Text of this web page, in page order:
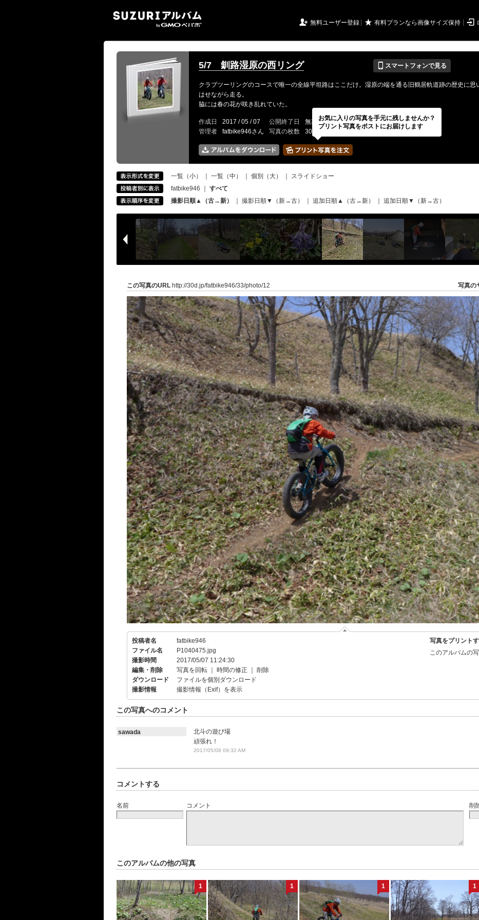
 無料ユーザー登録 ★ 有料プランなら画像サイズ保持 
5/7 釧路湿原の西リング 📱 スマートフォンで見る
クラブツーリングのコースで唯一の全線平坦路はここだけ。湿原の端を通る旧鶴居軌道跡の歴史に思
はせながら走る。
脇には春の花が咲き乱れていた。
作成日 2017 / 05 / 07 公開終了日 無期限 イベントの期間
---
管理者
fatbike946さん 写真の枚数 30 / 2000枚
一覧（小） 一覧（中） 個別（大）
スライドショー
fatbike946
すべて
撮影日順▲（古→新）
撮影日順▼（新→古） 追加日順▲（古→新） 追加日順▼（新→古）
この写真のURL http://30d.jp/fatbike946/33/photo/12 写真の
投稿者名
fatbike946
ファイル名
P1040475.jpg
撮影時間
2017/05/07 11:24:30
編集・削除
写真を回転 時間の修正
削除
ダウンロード
ファイルを個別ダウンロード
撮影情報
撮影情報（Exif）を表示
写真をプリント
このアルバムの
この写真へのコメント
sawada
北斗の遊び場
頑張れ！
2017/05/08 09:32 AM
コメントする
名前 コメント 削
このアルバムの他の写真
1 1 1 1
お気に入りの写真を手元に残しませんか？
プリント写真をポストにお届けします